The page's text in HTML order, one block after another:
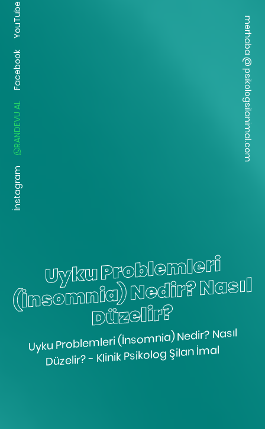
Uyku Proble
mleri
(İnso
mnia) Nedir? Nasıl
Düzelir?
Uyku Problemleri (İnsomnia) Nedir? Nasıl
Düzelir? - Klinik Psikolog Şilan İmal
İnstagram
RANDEVU AL
Facebook
YouTube merhaba @ psikologsilanimal.com